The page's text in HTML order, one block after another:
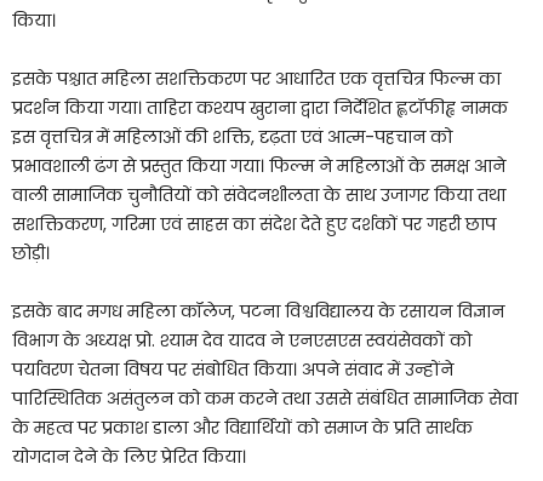
किया।
इसके पश्चात महिला सशक्तिकरण पर आधारित एक वृत्तचित्र फिल्म का
प्रदर्शन किया गया। ताहिरा कश्यप खुराना द्वारा निर्देशित ह्लटॉफीह्व नामक
इस वृत्तचित्र में महिलाओं की शक्ति, दृढ़ता एवं आत्म-पहचान को
प्रभावशाली ढंग से प्रस्तुत किया गया। फिल्म ने महिलाओं के समक्ष आने
वाली सामाजिक चुनौतियों को संवेदनशीलता के साथ उजागर किया तथा
सशक्तिकरण, गरिमा एवं साहस का संदेश देते हुए दर्शकों पर गहरी छाप
छोड़ी।
इसके बाद मगध महिला कॉलेज, पटना विश्वविद्यालय के रसायन विज्ञान
विभाग के अध्यक्ष प्रो. श्याम देव यादव ने एनएसएस स्वयंसेवकों को
पर्यावरण चेतना विषय पर संबोधित किया। अपने संवाद में उन्होंने
पारिस्थितिक असंतुलन को कम करने तथा उससे संबंधित सामाजिक सेवा
के महत्व पर प्रकाश डाला और विद्यार्थियों को समाज के प्रति सार्थक
योगदान देने के लिए प्रेरित किया।